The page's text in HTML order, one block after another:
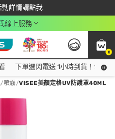
動詳情請點我
最高回饋$350
線上服務
0
下單選閃電送 1小時到貨！領神
/噴霧/VISEE美顏定格UV防護罩40ML